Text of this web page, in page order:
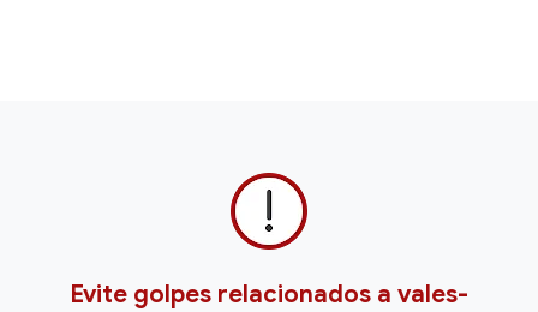
Evite golpes relacionados a vales-